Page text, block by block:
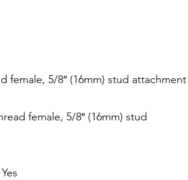
female, 5/8″ (16mm) stud attachment
female, 5/8″ (16mm) stud